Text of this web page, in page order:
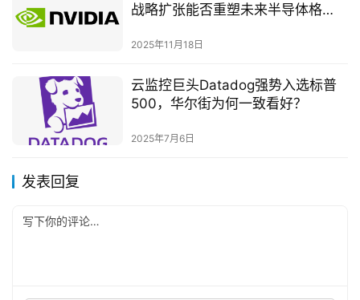
战略扩张能否重塑未来半导体格
2025年11月18日
云监控巨头Datadog强势入选标普
500，华尔街为何一致看好？
2025年7月6日
发表回复